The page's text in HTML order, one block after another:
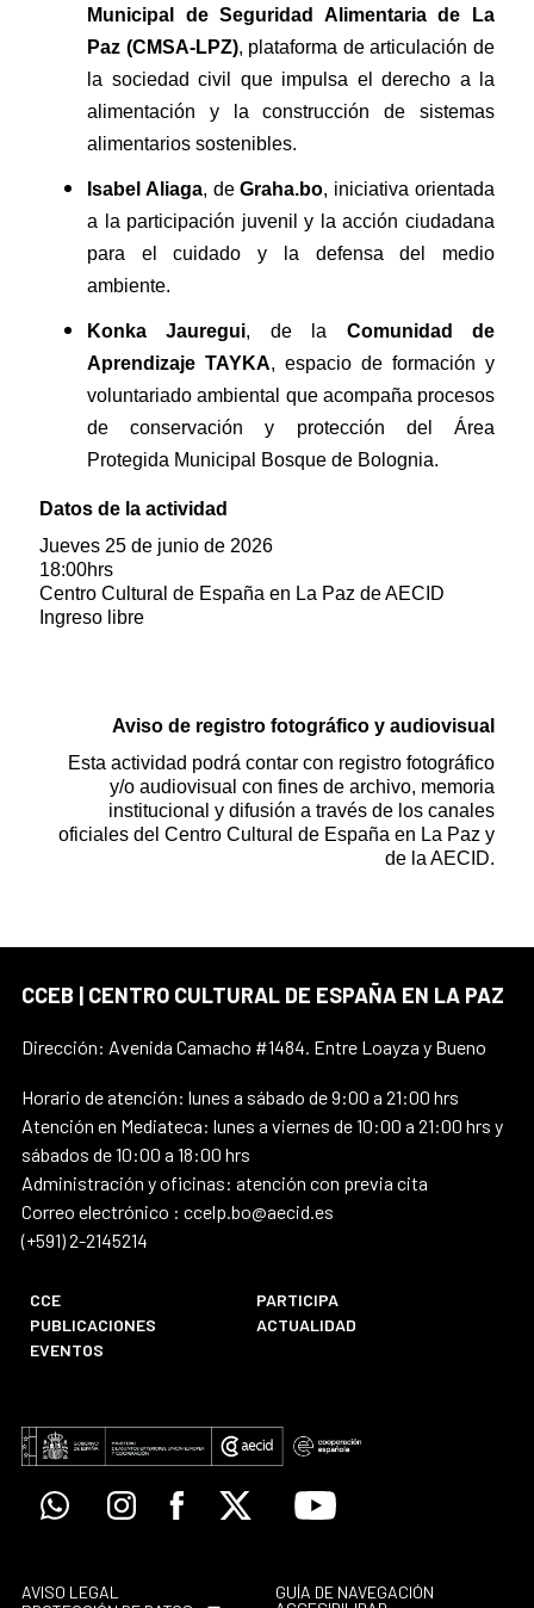
Municipal de Seguridad Alimentaria de La
Paz (CMSA-LPZ), plataforma de articulación de
la sociedad civil que impulsa el derecho a la
alimentación y la construcción de sistemas
alimentarios sostenibles.
Isabel Aliaga, deGraha.bo, iniciativa orientada
a la participación juvenil y la acción ciudadana
para el cuidado y la defensa del medio
ambiente.
Konka Jauregui, de la Comunidad de
Aprendizaje TAYKA, espacio de formación y
voluntariado ambiental que acompaña procesos
de conservación y protección del Área
Protegida Municipal Bosque de Bolognia.
Datos de la actividad
Jueves 25 de junio de 2026
18:00hrs
Centro Cultural de España en La Paz de AECID
Ingreso libre
Aviso de registro fotográfico y audiovisual
Esta actividad podrá contar con registro fotográfico
y/o audiovisual con fines de archivo, memoria
institucional y difusión a través de los canales
oficiales del Centro Cultural de España en La Paz y
de la AECID.
CCEB | CENTRO CULTURAL DE ESPAÑA EN LA PAZ
Dirección: Avenida Camacho #1484. Entre Loayza y Bueno
Horario de atención: lunes a sábado de 9:00 a 21:00 hrs
Atención en Mediateca: lunes a viernes de 10:00 a 21:00 hrs y
sábados de 10:00 a 18:00 hrs
Administración y oficinas: atención con previa cita
Correo electrónico : ccelp.bo@aecid.es
(+591) 2-2145214
CCE
PARTICIPA
PUBLICACIONES
ACTUALIDAD
EVENTOS
WhatsappInstagramFacebook
X Youtube
AVISO LEGAL
GUÍA DE NAVEGACIÓN